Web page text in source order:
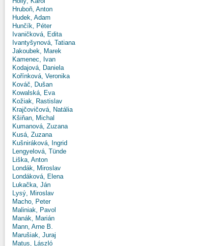
Hruboň, Anton
Hudek, Adam
Hunčík, Péter
Ivaničková, Edita
Ivantyšynová, Tatiana
Jakoubek, Marek
Kamenec, Ivan
Kodajová, Daniela
Kořínková, Veronika
Kováč, Dušan
Kowalská, Eva
Kožiak, Rastislav
Krajčovičová, Natália
Kšiňan, Michal
Kumanová, Zuzana
Kusá, Zuzana
Kušniráková, Ingrid
Lengyelová, Tünde
Liška, Anton
Londák, Miroslav
Londáková, Elena
Lukačka, Ján
Lysý, Miroslav
Macho, Peter
Maliniak, Pavol
Manák, Marián
Mann, Arne B.
Marušiak, Juraj
Matus, László